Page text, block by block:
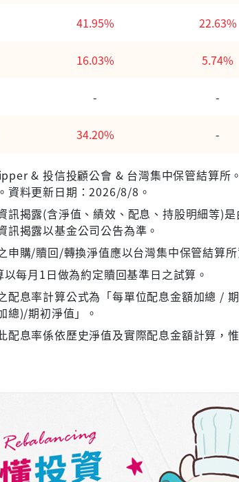
41.95% 22.63%
16.03% 5.74%
- -
34.20% -
& 投信投顧公會 & 台灣集中保管結算所
資料更新日期：2026/8/8。
訊揭露(含淨值、績效、配息、持股明細等)
訊揭露以基金公司公告為準。
申購/贖回/轉換淨值應以台灣集中保管結算
以每月1日做為約定贖回基準日之試算。
配息率計算公式為「每單位配息金額加總 /
總)/期初淨值」。
配息率係依歷史淨值及實際配息金額計算，